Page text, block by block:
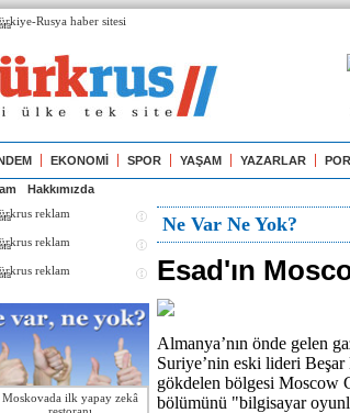
EKONOMİ SPOR YAŞAM YAZARLAR
Hakkımızda
Ne Var Ne Yok?
Esad'ın
Almanya’nın önde gelen
Suriye’nin eski lideri
gökdelen bölgesi Moscow
bölümünü "bilgisayar